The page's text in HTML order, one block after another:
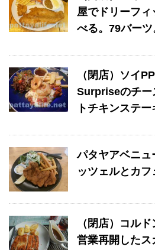
屋でドリーフ
べる。79バーツ
（閉店）ソイ
Surpriseのチー
トチキンステー
パタヤアベニュ
ッツェルとカフ
（閉店）コル
営業再開したス